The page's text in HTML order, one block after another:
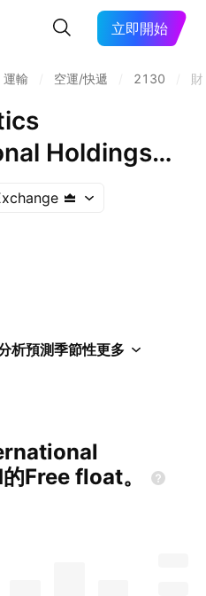
立即開始
運輸 空運/快遞 2130
Holdings
析預測季節性更多
Free float。